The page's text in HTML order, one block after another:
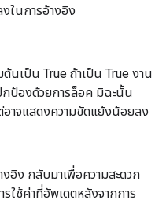
ในการอ้างอิง
นเป็น True ถ้าเป็น True งาน
กป้องด้วยการล็อค มิฉะนั้น
อาจแสดงความขัดแย้งน้อยลง
งอิง กลับมาเพื่อความสะดวก
ใช้ค่าที่อัพเดตหลังจากการ